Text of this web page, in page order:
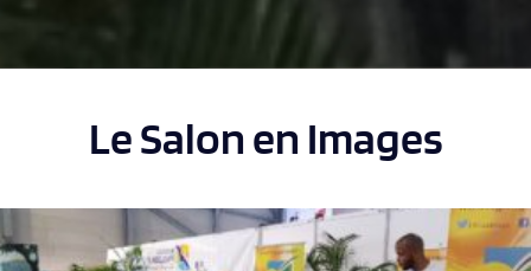
Le Salon en Images